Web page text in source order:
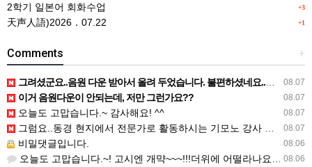
+3
2학기 일본어 회화수업
+1
天声人語)2026．07.22
+
Comments
08.07
그려셨군요..음원 다운 받아서 올려 두었습니다. 불편하셨네요..죄송합니다..
08.07
이거 음원다운이 안되는데, 저만 그런가요??
08.07
오늘도 고맙습니다.~ 감사해요! ^^
08.07
그럼요..동경 현지에서 전문가로 활동하시는 기모노 강사 이십니다.
08.06
비밀댓글입니다.
08.06
오늘도 고맙습니다.~! 고시엔 개먁~~~!!!더위에 어떨라나요...감사합니다. ^^